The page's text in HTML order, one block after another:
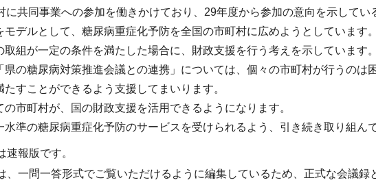
に共同事業への参加を働きかけており、29年度から参加の意向を示してい
デルとして、糖尿病重症化予防を全国の市町村に広めようとしています。
組が一定の条件を満たした場合に、財政支援を行う考えを示しています。
の糖尿病対策推進会議との連携」については、個々の市町村が行うのは
すことができるよう支援してまいります。
市町村が、国の財政支援を活用できるようになります。
準の糖尿病重症化予防のサービスを受けられるよう、引き続き取り組ん
速報版です。
、一問一答形式でご覧いただけるように編集しているため、正式な会議録